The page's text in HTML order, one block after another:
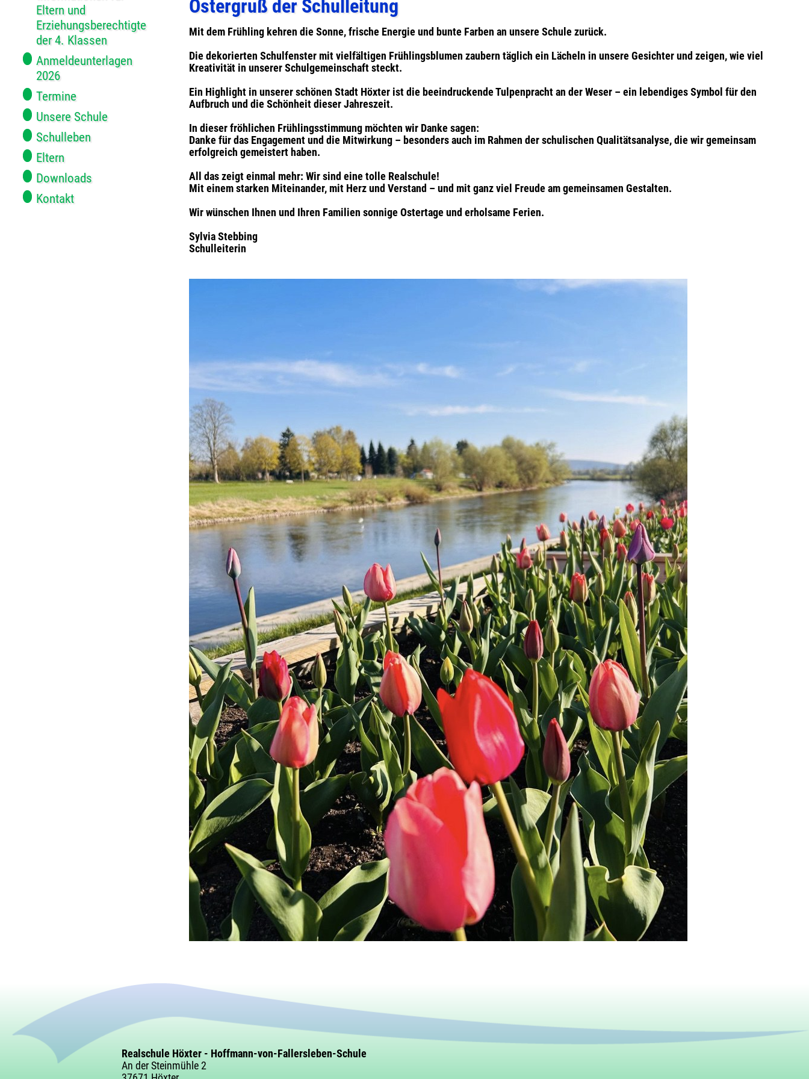
Eltern und
Erziehungsberechtigte
der 4. Klassen
Anmeldeunterlagen
2026
Termine
Unsere Schule
Schulleben
Eltern
Downloads
Kontakt
Ostergruß der Schulleitung
Mit dem Frühling kehren die Sonne, frische Energie und bunte Farben an unsere Schule zurück.
Die dekorierten Schulfenster mit vielfältigen Frühlingsblumen zaubern täglich ein Lächeln in unsere Gesichter und zeigen, wie viel
Kreativität in unserer Schulgemeinschaft steckt.
Ein Highlight in unserer schönen Stadt Höxter ist die beeindruckende Tulpenpracht an der Weser – ein lebendiges Symbol für den
Aufbruch und die Schönheit dieser Jahreszeit.
In dieser fröhlichen Frühlingsstimmung möchten wir Danke sagen:
Danke für das Engagement und die Mitwirkung – besonders auch im Rahmen der schulischen Qualitätsanalyse, die wir gemeinsam
erfolgreich gemeistert haben.
All das zeigt einmal mehr: Wir sind eine tolle Realschule!
Mit einem starken Miteinander, mit Herz und Verstand – und mit ganz viel Freude am gemeinsamen Gestalten.
Wir wünschen Ihnen und Ihren Familien sonnige Ostertage und erholsame Ferien.
Sylvia Stebbing
Schulleiterin
Realschule Höxter - Hoffmann-von-Fallersleben-Schule
An der Steinmühle 2